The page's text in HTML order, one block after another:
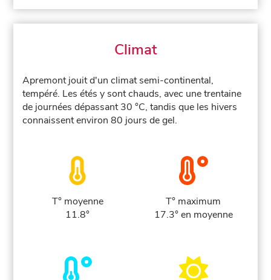
Climat
Apremont jouit d'un climat semi-continental,
tempéré. Les étés y sont chauds, avec une trentaine
de journées dépassant 30 °C, tandis que les hivers
connaissent environ 80 jours de gel.
T° moyenne
11.8°
T° maximum
17.3° en moyenne